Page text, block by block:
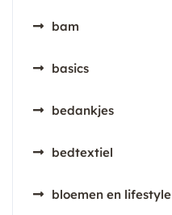
bam
basics
bedankjes
bedtextiel
bloemen en lifestyle